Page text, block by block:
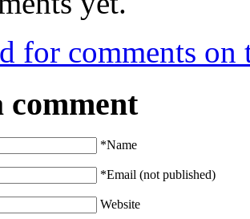
for comments on
comment
*Name
*Email (not published)
Website